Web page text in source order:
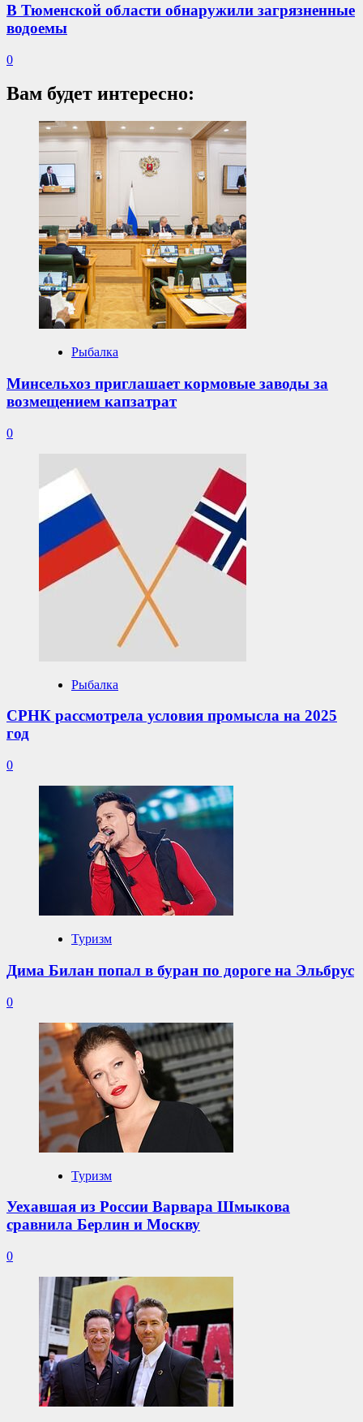
В Тюменской области обнаружили загрязненные
водоемы
0
Вам будет интересно:
Рыбалка
Минсельхоз приглашает кормовые заводы за
возмещением капзатрат
0
Рыбалка
СРНК рассмотрела условия промысла на 2025
год
0
Туризм
Дима Билан попал в буран по дороге на Эльбрус
0
Туризм
Уехавшая из России Варвара Шмыкова
сравнила Берлин и Москву
0